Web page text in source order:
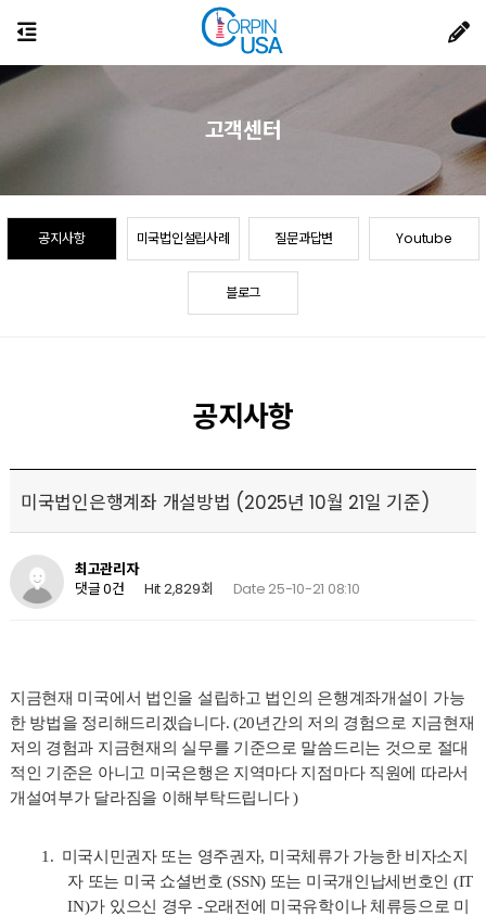
공지사항 미국법인설립사례 질문과답변 Youtube
블로그
고객센터
공지사항
미국법인은행계좌 개설방법 (2025년 10월 21일 기준)
최고관리자
댓글 0건
Hit 2,829회 Date 25-10-21 08:10
지금현재 미국에서 법인을 설립하고 법인의 은행계좌개설이 가능
한 방법을 정리해드리겠습니다. (20년간의 저의 경험으로 지금현재
저의 경험과 지금현재의 실무를 기준으로 말씀드리는 것으로 절대
적인 기준은 아니고 미국은행은 지역마다 지점마다 직원에 따라서
개설여부가 달라짐을 이해부탁드립니다)
1. 미국시민권자 또는 영주권자, 미국체류가 가능한 비자소지
자 또는 미국 쇼셜번호 (SSN) 또는 미국개인납세번호인
(IT
IN)가 있으신 경우 -오래전에 미국유학이나 체류등으로 미